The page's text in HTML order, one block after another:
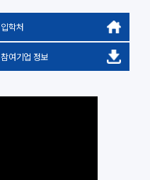
입학처
참여기업 정보